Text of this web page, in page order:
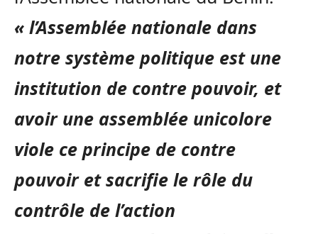
« l’Assemblée nationale dans
notre système politique est une
institution de contre pouvoir, et
avoir une assemblée unicolore
viole ce principe de contre
pouvoir et sacrifie le rôle du
contrôle de l’action